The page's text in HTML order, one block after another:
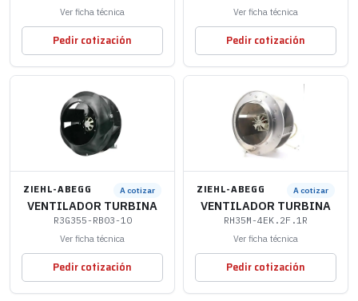
Ver ficha técnica
Pedir cotización
Ver ficha técnica
Pedir cotización
ZIEHL-ABEGG A cotizar
VENTILADOR TURBINA
R3G355-RB03-10
Ver ficha técnica
Pedir cotización
ZIEHL-ABEGG A cotizar
VENTILADOR TURBINA
RH35M-4EK.2F.1R
Ver ficha técnica
Pedir cotización